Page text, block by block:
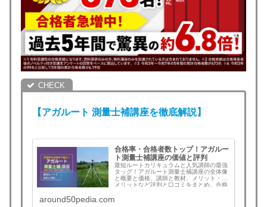
【アガルート 測量士補講座を徹底解説】
合格率・合格者数トップ！アガルー
ト測量士補講座の価値と評判
最短ルートカリキュラムと人気講師の最強
タッグ！アガルート測量士補講座の全体像
と概要と価格、講師と教材、メリット・デ
メリットなど評判と口コミをまとめ。合格
around50pedia.com